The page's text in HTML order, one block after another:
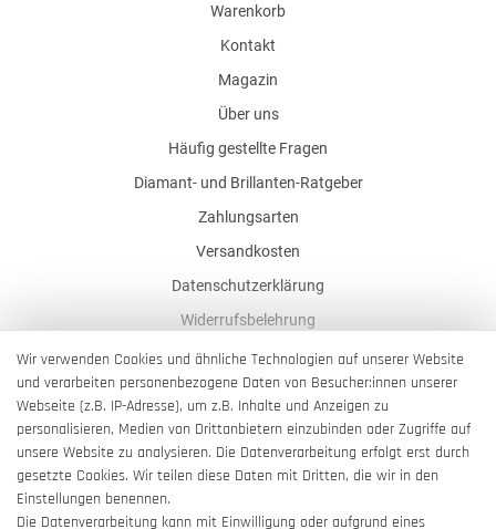
Warenkorb
Kontakt
Magazin
Über uns
Häufig gestellte Fragen
Diamant- und Brillanten-Ratgeber
Zahlungsarten
Versandkosten
Datenschutzerklärung
Widerrufsbelehrung
AGB
Impressum
Barrierefreiheitserklärung
Wir verwenden Cookies und ähnliche Technologien auf unserer Website
und verarbeiten personenbezogene Daten von Besucher:innen unserer
Webseite (z.B. IP-Adresse), um z.B. Inhalte und Anzeigen zu
personalisieren, Medien von Drittanbietern einzubinden oder Zugriffe auf
unsere Website zu analysieren. Die Datenverarbeitung erfolgt erst durch
gesetzte Cookies. Wir teilen diese Daten mit Dritten, die wir in den
Einstellungen benennen.
Die Datenverarbeitung kann mit Einwilligung oder aufgrund eines